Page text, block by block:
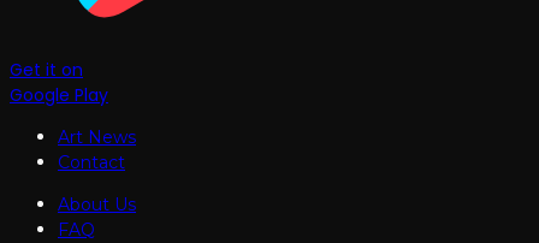
Get it on
Google Play
Art News
Contact
About Us
FAQ